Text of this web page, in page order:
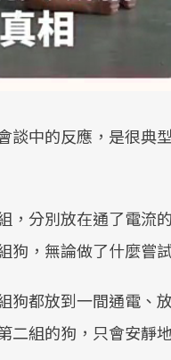
談中的反應，是很典
，分別放在通了電流
狗，無論做了什麼嘗
狗都放到一間通電、
二組的狗，只會安靜